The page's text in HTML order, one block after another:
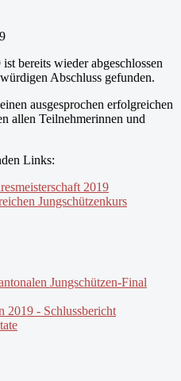
bereits wieder abgeschlossen
Abschluss gefunden.
ausgesprochen erfolgreichen
allen Teilnehmerinnen und
Links:
2019
Jungschützenkurs
Jungschützen-Final
2019 - Schlussbericht